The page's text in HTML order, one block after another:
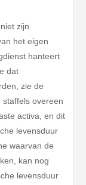
zijn
het eigen
hanteert
dat
zie de
overeen
activa, en dit
levensduur
waarvan de
kan nog
levensduur